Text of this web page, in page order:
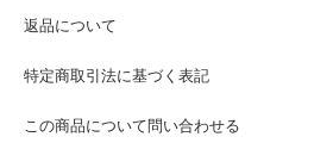
返品について
特定商取引法に基づく表記
この商品について問い合わせる